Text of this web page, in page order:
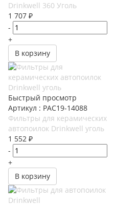
Drinkwell 360 Уголь
1 707 ₽
-
+
В корзину
Быстрый просмотр
Артикул : PAC19-14088
Фильтры для керамических
автопоилок Drinkwell уголь
1 552 ₽
-
+
В корзину